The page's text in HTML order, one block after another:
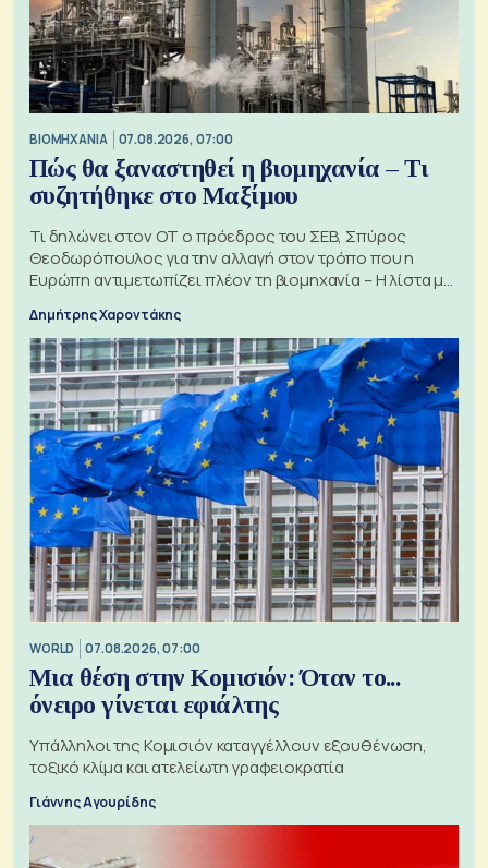
ΒΙΟΜΗΧΑΝΙΑ 07.08.2026, 07:00
Πώς θα ξαναστηθεί η βιομηχανία – Τι
συζητήθηκε στο Μαξίμου
Τι δηλώνει στον ΟΤ ο πρόεδρος του ΣΕΒ, Σπύρος
Θεοδωρόπουλος για την αλλαγή στον τρόπο που η
Ευρώπη αντιμετωπίζει πλέον τη βιομηχανία – Η λίστα με
Δημήτρης Χαροντάκης
WORLD 07.08.2026, 07:00
Μια θέση στην Κομισιόν: Όταν το...
όνειρο γίνεται εφιάλτης
Υπάλληλοι της Κομισιόν καταγγέλλουν εξουθένωση,
τοξικό κλίμα και ατελείωτη γραφειοκρατία
Γιάννης Αγουρίδης